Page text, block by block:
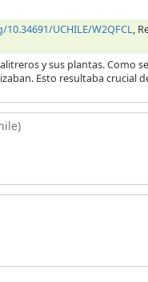
UCHILE/W2QFCL,
y sus plantas. Como
Esto resultaba crucial